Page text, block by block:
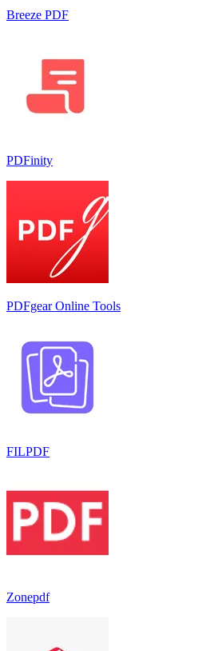
Breeze PDF
PDFinity
PDFgear Online Tools
FILPDF
Zonepdf